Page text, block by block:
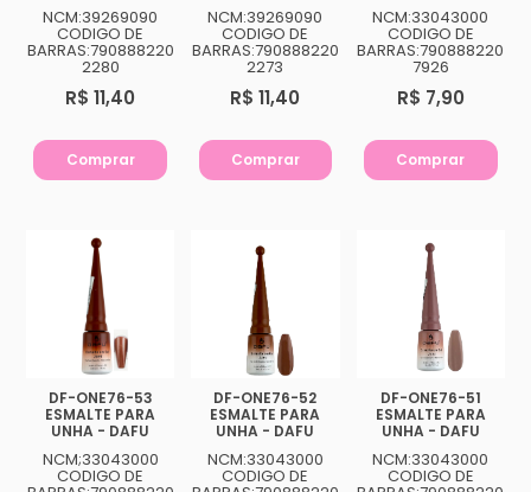
NCM:39269090
CODIGO DE
BARRAS:790888220
2280
R$ 11,40
Comprar
NCM:39269090
CODIGO DE
BARRAS:790888220
2273
R$ 11,40
Comprar
NCM:33043000
CODIGO DE
BARRAS:790888220
7926
R$ 7,90
Comprar
DF-ONE76-53
ESMALTE PARA
UNHA - DAFU
NCM;33043000
CODIGO DE
DF-ONE76-52
ESMALTE PARA
UNHA - DAFU
NCM:33043000
CODIGO DE
DF-ONE76-51
ESMALTE PARA
UNHA - DAFU
NCM:33043000
CODIGO DE